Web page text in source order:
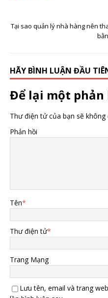
Tại sao quản lý nhà hàng nên
HÃY BÌNH LUẬN ĐẦU
Để lại một phản
Thư điện tử của bạn sẽ
Phản hồi
Tên*
Thư điện tử*
Trang Mạng
Lưu tên, email và trang